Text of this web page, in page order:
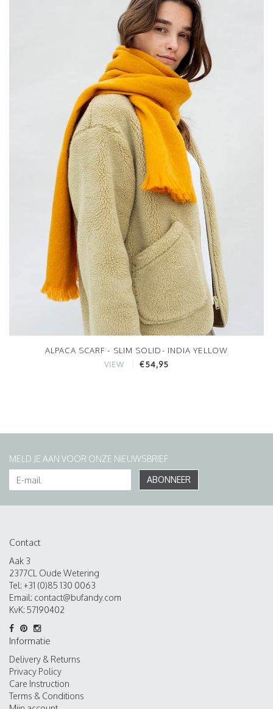
ALPACA SCARF - SLIM SOLID- INDIA YELLOW
VIEW €54,95
MELD JE AAN VOOR ONZE NIEUWSBRIEF
ABONNEER
Contact
Aak 3
2377CL Oude Wetering
Tel: +31 (0)85 130 0063
Email: contact@bufandy.com
KvK: 57190402
Informatie
Delivery & Returns
Privacy Policy
Care Instruction
Terms & Conditions